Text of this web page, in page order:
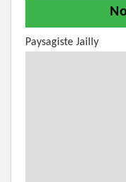
Paysagiste Jailly